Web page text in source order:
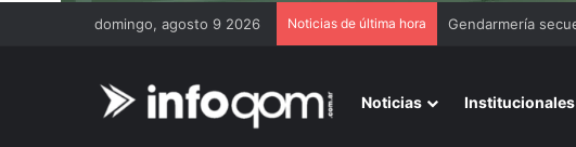
domingo, agosto 9 2026 Noticias de última hora
Noticias Institucionales